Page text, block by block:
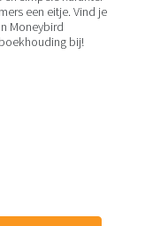
een eitje. Vind je
Moneybird
bij!